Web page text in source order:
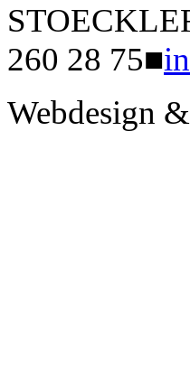
260 28 75■
Webdesign